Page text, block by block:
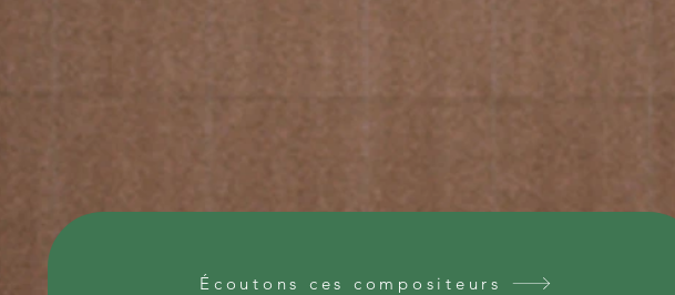
Écoutons ces compositeurs